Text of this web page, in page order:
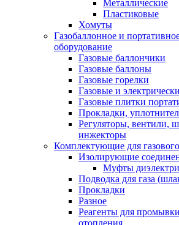
Металлические
Пластиковые
Хомуты
Газобаллонное и
оборудование
Газовые баллончики
Газовые баллоны
Газовые горелки
Газовые и
Газовые плитки
Прокладки,
Регуляторы, вентили,
инжекторы
Комплектующие для
Изолирующие
Муфты
Подводка для газа
Прокладки
Разное
Реагенты для
отопления